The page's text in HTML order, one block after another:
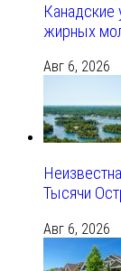
Канадские
жирных
Авг 6, 2026
Тысячи
Авг 6, 2026